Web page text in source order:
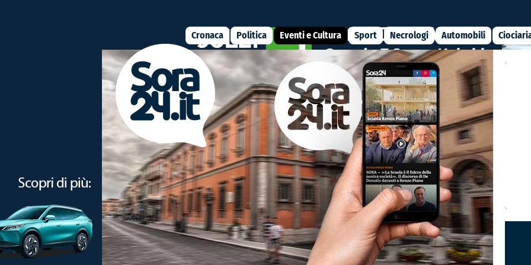
Cronaca Politica Eventi e Cultura Sport Necrologi Automobili